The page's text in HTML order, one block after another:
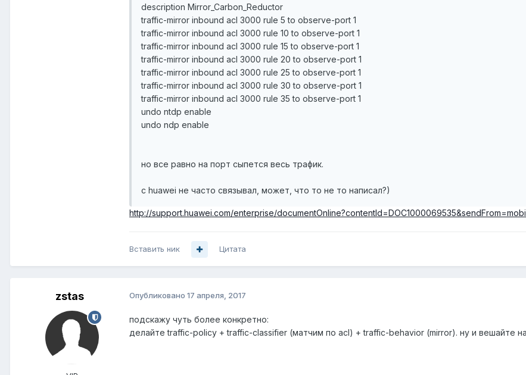
description Mirror_Carbon_Reductor
traffic-mirror inbound acl 3000 rule 5 to observe-port 1
traffic-mirror inbound acl 3000 rule 10 to observe-port 1
traffic-mirror inbound acl 3000 rule 15 to observe-port 1
traffic-mirror inbound acl 3000 rule 20 to observe-port 1
traffic-mirror inbound acl 3000 rule 25 to observe-port 1
traffic-mirror inbound acl 3000 rule 30 to observe-port 1
traffic-mirror inbound acl 3000 rule 35 to observe-port 1
undo ntdp enable
undo ndp enable
но все равно на порт сыпется весь трафик.
с huawei не часто связывал, может, что то не то написал?)
http://support.huawei.com/enterprise/
Вставить ник Цитата
zstas Опубликовано 17 апреля, 2017
подскажу чуть более конкретно:
делайте traffic-policy + traffic-classifier (матчим по acl) + traffic-behavior (mirror). ну и вешайте